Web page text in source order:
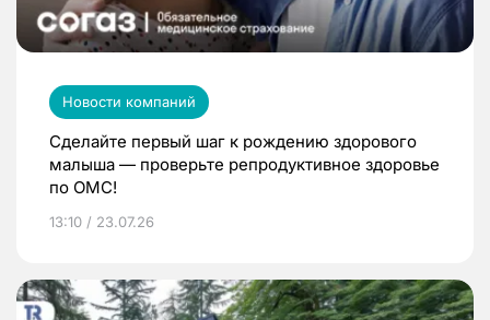
Новости компаний
Сделайте первый шаг к рождению здорового
малыша — проверьте репродуктивное здоровье
по ОМС!
13:10 / 23.07.26